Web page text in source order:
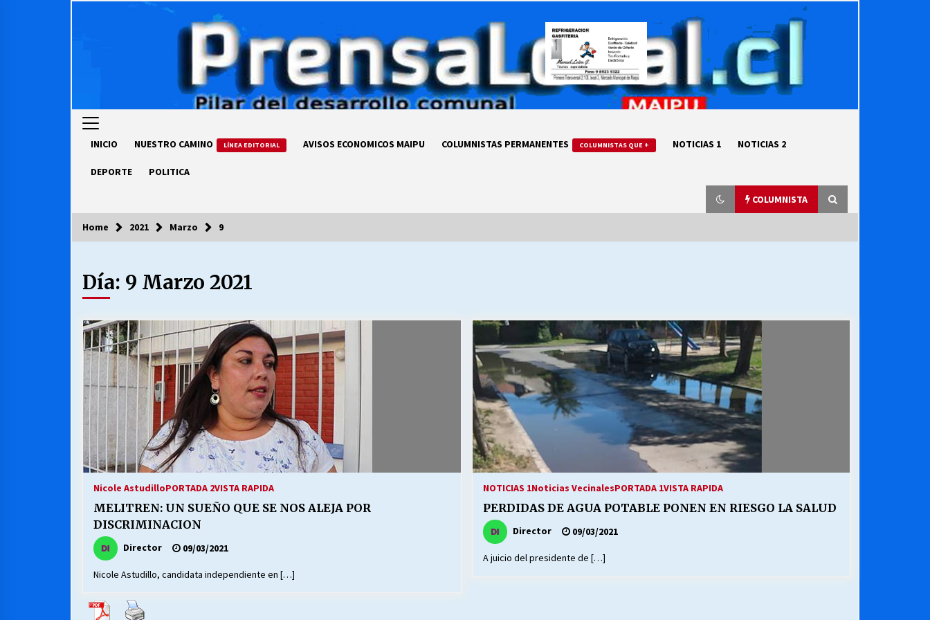
INICIO NUESTRO CAMINO LÍNEA EDITORIAL AVISOS ECONOMICOS MAIPU COLUMNISTAS PERMANENTES COLUMNISTAS QUE + NOTICIAS 1 NOTICIAS 2
DEPORTE POLITICA
COLUMNISTA
COLUMNISTA
Ya se ordenaron las cuentas de
luz… ¿Y cuándo van a bajar?
MUNICIPALIDAD, TRABAJADORES,
CLIMA LABORAL:
13/07/2026
Escuela hospitalaria El Carmen de
25/06/2026
¿Qué habrían dicho?
23/06/2026
VOLVER A SER ALTERNATIVA
16/06/2026
MUNICIPALIDADES, HONORARIOS,
28/05/2026
Releyendo la Rerum Novarum a 135
años. “La cuestión social hoy”.
16/05/2026
S.O.S. a los ricos, Save Our Souls
30/04/2026
¿Asesores con doble sueldo? Chile y sus segmentos de la riqueza
Home 2021 Marzo 9
Día: 9 Marzo 2021
Nicole AstudilloPORTADA 2VISTA RAPIDA
MELITREN: UN SUEÑO QUE SE NOS ALEJA POR
DISCRIMINACION
Director 09/03/2021
Nicole Astudillo, candidata independiente en […]
NOTICIAS 1Noticias VecinalesPORTADA 1VISTA RAPIDA
PERDIDAS DE AGUA POTABLE PONEN EN RIESGO LA SALUD
Director 09/03/2021
A juicio del presidente de […]